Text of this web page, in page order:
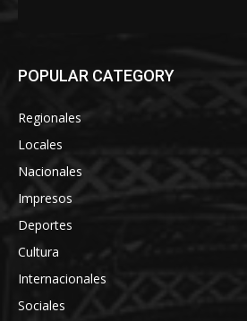
POPULAR CATEGORY
Regionales
Locales
Nacionales
Impresos
Deportes
Cultura
Internacionales
Sociales